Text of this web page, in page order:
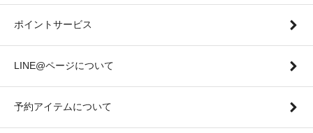
ポイントサービス
LINE@ページについて
予約アイテムについて